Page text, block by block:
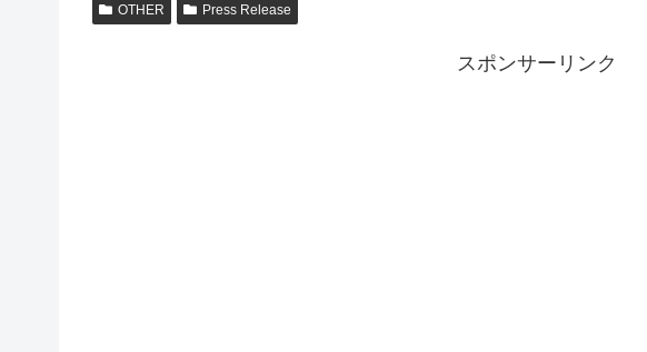
OTHER Press Release
スポンサーリンク